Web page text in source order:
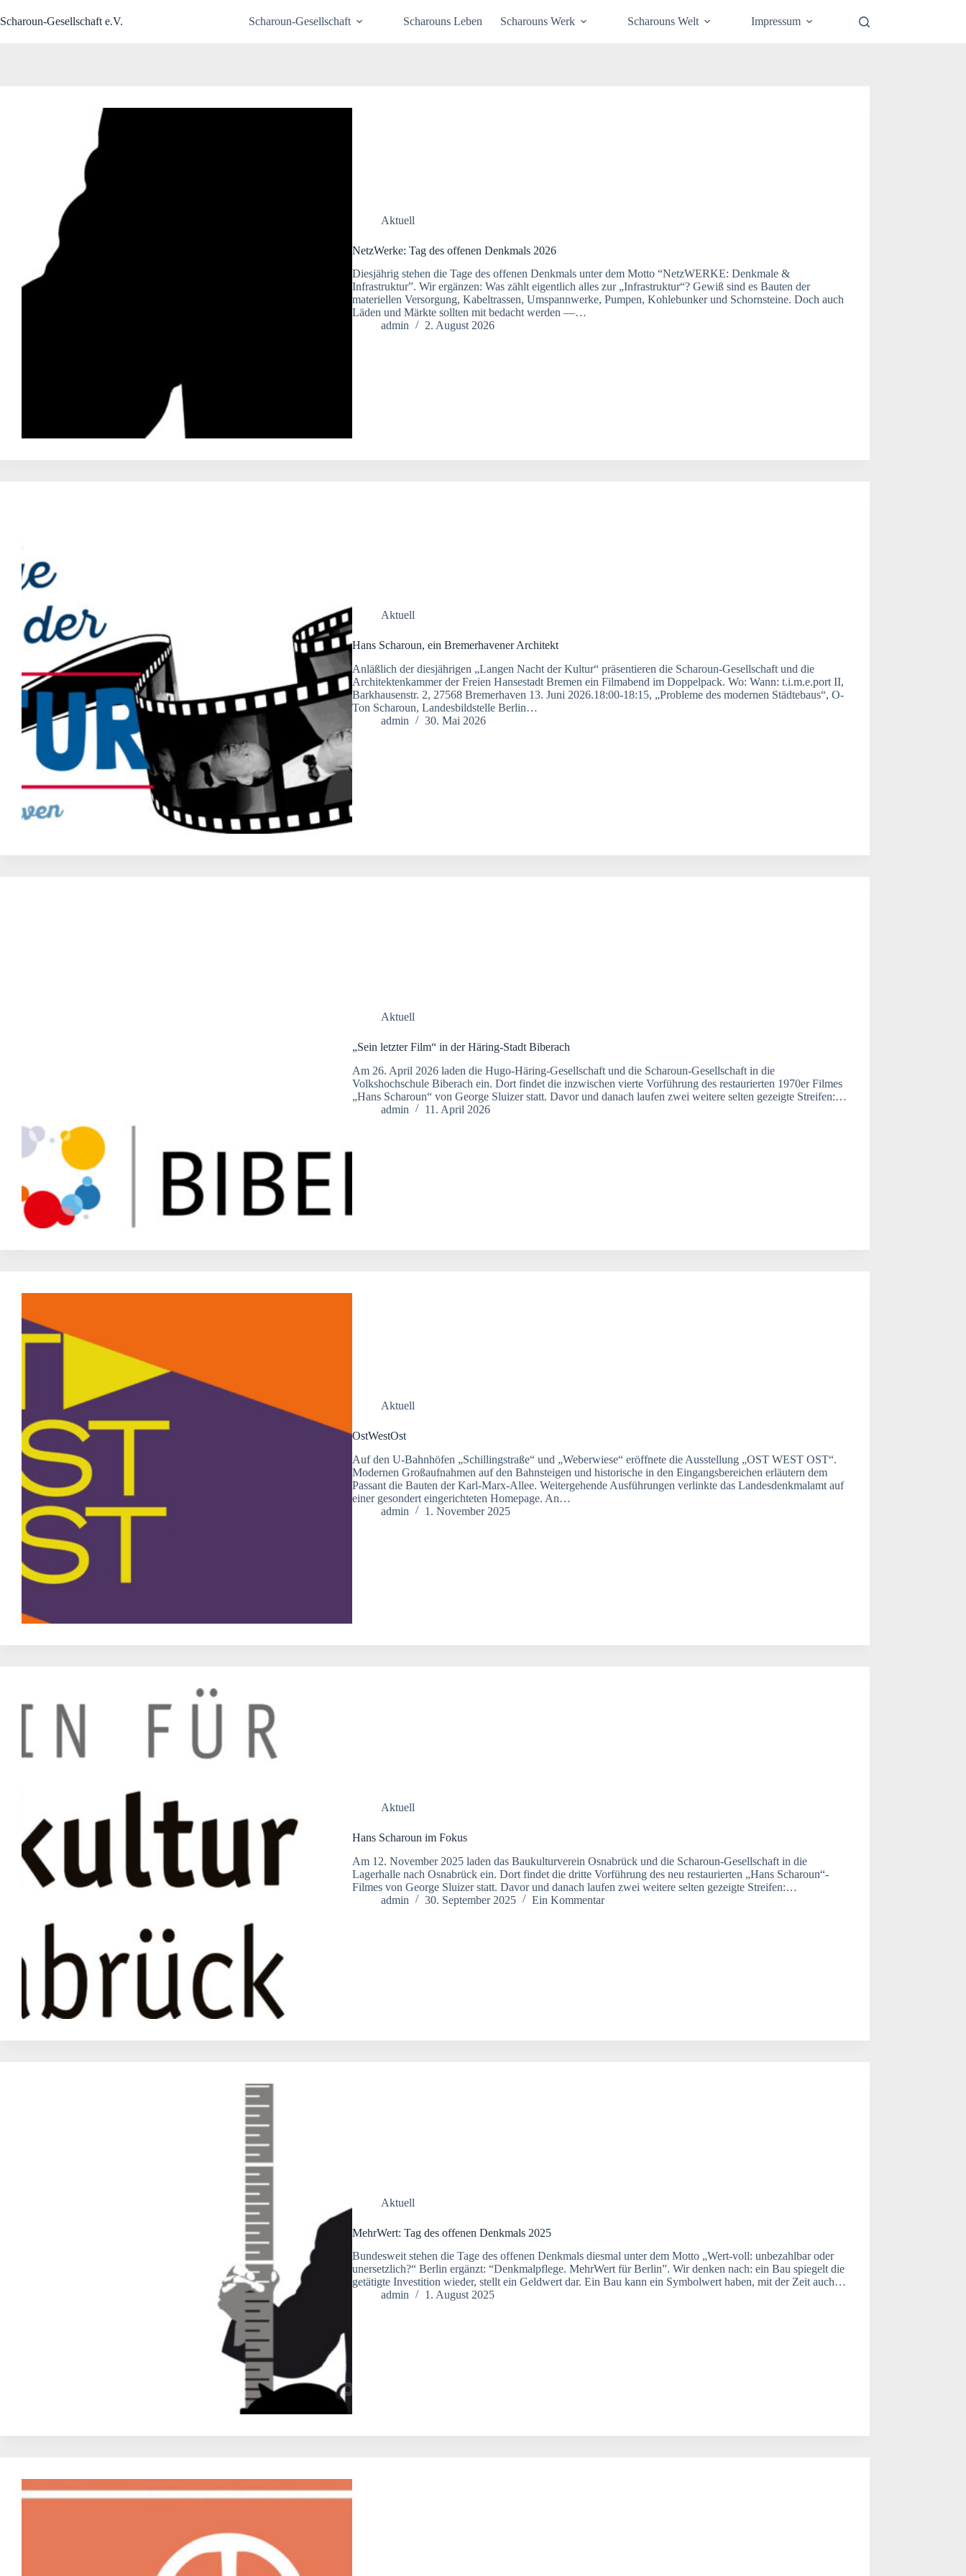
Inhalt
Scharoun-Gesellschaft e.V. Scharoun-Gesellschaft Scharouns Leben Scharouns Werk Scharouns Welt Impressum
Aktuell
NetzWerke: Tag des offenen Denkmals 2026
Diesjährig stehen die Tage des offenen Denkmals unter dem Motto “NetzWERKE: Denkmale &
Infrastruktur”. Wir ergänzen: Was zählt eigentlich alles zur „Infrastruktur“? Gewiß sind es Bauten der
materiellen Versorgung, Kabeltrassen, Umspannwerke, Pumpen, Kohlebunker und Schornsteine. Doch auch
Läden und Märkte sollten mit bedacht werden —…
admin
2. August 2026
Aktuell
Hans Scharoun, ein Bremerhavener Architekt
Anläßlich der diesjährigen „Langen Nacht der Kultur“ präsentieren die Scharoun-Gesellschaft und die
Architektenkammer der Freien Hansestadt Bremen ein Filmabend im Doppelpack. Wo: Wann: t.i.m.e.port II,
Barkhausenstr. 2, 27568 Bremerhaven 13. Juni 2026.18:00-18:15, „Probleme des modernen Städtebaus“, O-
Ton Scharoun, Landesbildstelle Berlin…
admin
30. Mai 2026
Aktuell
„Sein letzter Film“ in der Häring-Stadt Biberach
Am 26. April 2026 laden die Hugo-Häring-Gesellschaft und die Scharoun-Gesellschaft in die
Volkshochschule Biberach ein. Dort findet die inzwischen vierte Vorführung des restaurierten 1970er Filmes
„Hans Scharoun“ von George Sluizer statt. Davor und danach laufen zwei weitere selten gezeigte Streifen:…
admin
11. April 2026
Aktuell
OstWestOst
Auf den U-Bahnhöfen „Schillingstraße“ und „Weberwiese“ eröffnete die Ausstellung „OST WEST OST“.
Modernen Großaufnahmen auf den Bahnsteigen und historische in den Eingangsbereichen erläutern dem
Passant die Bauten der Karl-Marx-Allee. Weitergehende Ausführungen verlinkte das Landesdenkmalamt auf
einer gesondert eingerichteten Homepage. An…
admin
1. November 2025
Aktuell
Hans Scharoun im Fokus
Am 12. November 2025 laden das Baukulturverein Osnabrück und die Scharoun-Gesellschaft in die
Lagerhalle nach Osnabrück ein. Dort findet die dritte Vorführung des neu restaurierten „Hans Scharoun“-
Filmes von George Sluizer statt. Davor und danach laufen zwei weitere selten gezeigte Streifen:…
admin
30. September 2025 Ein Kommentar
Aktuell
MehrWert: Tag des offenen Denkmals 2025
Bundesweit stehen die Tage des offenen Denkmals diesmal unter dem Motto „Wert-voll: unbezahlbar oder
unersetzlich?“ Berlin ergänzt: “Denkmalpflege. MehrWert für Berlin”. Wir denken nach: ein Bau spiegelt die
getätigte Investition wieder, stellt ein Geldwert dar. Ein Bau kann ein Symbolwert haben, mit der Zeit auch…
admin
1. August 2025